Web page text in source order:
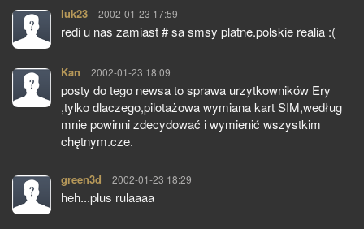
luk23 pisze:
2002-01-23 17:59
redi u nas zamiast # sa smsy platne.polskie realia :(
Kan pisze:
2002-01-23 18:09
posty do tego newsa to sprawa urzytkowników Ery
,tylko dlaczego,pilotażowa wymiana kart SIM,według
mnie powinni zdecydować i wymienić wszystkim
chętnym.cze.
green3d pisze:
2002-01-23 18:29
heh...plus rulaaaa